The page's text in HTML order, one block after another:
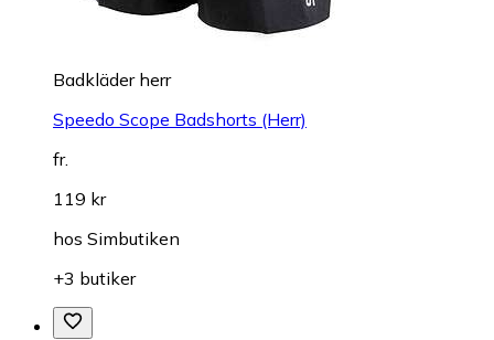
Badkläder herr
Speedo Scope Badshorts (Herr)
fr.
119 kr
hos Simbutiken
+3 butiker